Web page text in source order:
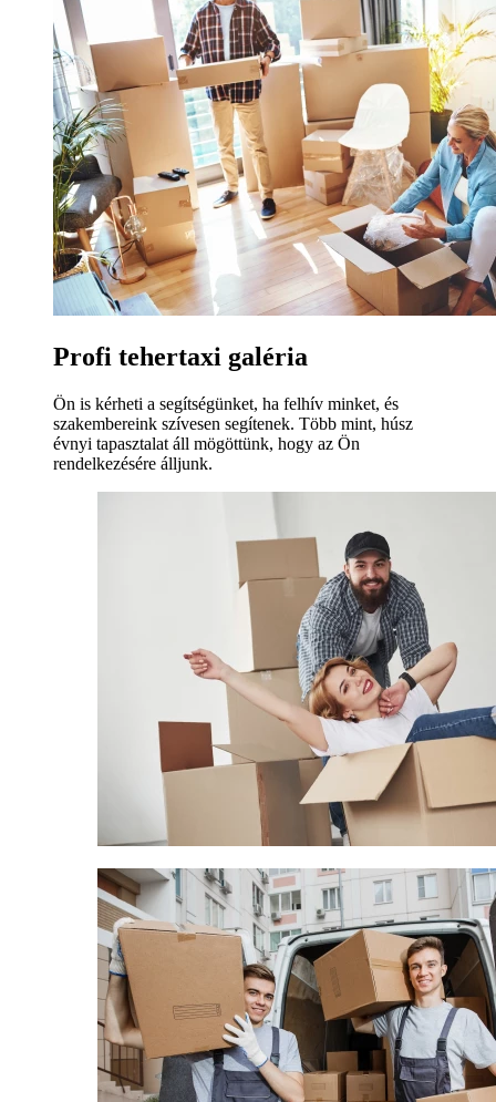
Profi tehertaxi galéria
Ön is kérheti a segítségünket, ha felhív minket, és
szakembereink szívesen segítenek. Több mint, húsz
évnyi tapasztalat áll mögöttünk, hogy az Ön
rendelkezésére álljunk.